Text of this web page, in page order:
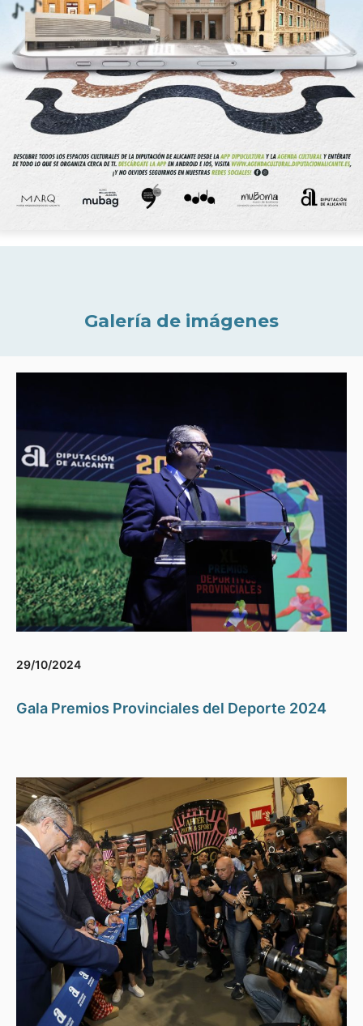
Galería de imágenes
29/10/2024
Gala Premios Provinciales del Deporte 2024